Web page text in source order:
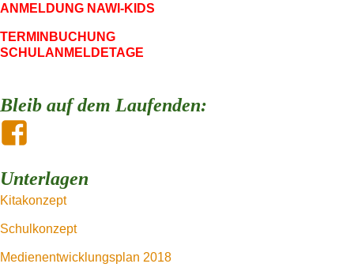
ANMELDUNG NAWI-KIDS
TERMINBUCHUNG
SCHULANMELDETAGE
Bleib auf dem Laufenden:
Unterlagen
Kitakonzept
Schulkonzept
Medienentwicklungsplan 2018